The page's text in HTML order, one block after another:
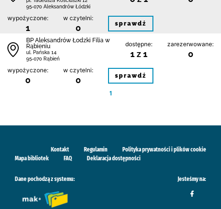
95-070 Aleksandrów Łódzki
wypożyczone:
1
w czytelni:
0 sprawdź
BP Aleksandrów Łodzki Filia w
Rąbieniu
ul. Pańska 14
95-070 Rąbień
dostępne:
1 z 1
zarezerwowane:
0
wypożyczone:
0
w czytelni:
0 sprawdź
1
Kontakt Regulamin
Polityka prywatności i plików cookie
Mapa bibliotek
FAQ Deklaracja dostępności
Dane pochodzą z systemu: Jesteśmy na: